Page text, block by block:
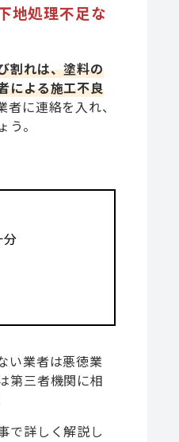
地処理不足な
割れは、塗料の
による施工不良
に連絡を入れ、
。
分
い業者は悪徳業
第三者機関に相
で詳しく解説し